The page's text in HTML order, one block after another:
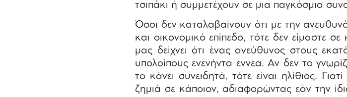
τσιπάκι ή συμμετέχουν σε μια παγκόσμια
Όσοι δεν καταλαβαίνουν ότι με την
και οικονομικό επίπεδο, τότε δεν είμαστε
μας δείχνει ότι ένας ανεύθυνος στους
υπολοίπους ενενήντα εννέα. Αν δεν το
το κάνει συνειδητά, τότε είναι ηλίθιος.
ζημιά σε κάποιον, αδιαφορώντας εάν την